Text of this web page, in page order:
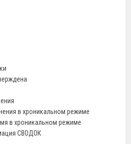
в хроникальном режиме
в хроникальном режиме
СВОДОК